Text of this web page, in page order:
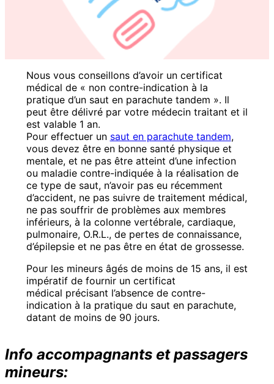
Nous vous conseillons d’avoir un certificat
médical de « non contre-indication à la
pratique d’un saut en parachute tandem ». Il
peut être délivré par votre médecin traitant et il
est valable 1 an.
Pour effectuer un saut en parachute tandem,
vous devez être en bonne santé physique et
mentale, et ne pas être atteint d’une infection
ou maladie contre-indiquée à la réalisation de
ce type de saut, n’avoir pas eu récemment
d’accident, ne pas suivre de traitement médical,
ne pas souffrir de problèmes aux membres
inférieurs, à la colonne vertébrale, cardiaque,
pulmonaire, O.R.L., de pertes de connaissance,
d’épilepsie et ne pas être en état de grossesse.
Pour les mineurs âgés de moins de 15 ans, il est
impératif de fournir un certificat
médical précisant l’absence de contre-
indication à la pratique du saut en parachute,
datant de moins de 90 jours.
Info accompagnants et passagers
mineurs: